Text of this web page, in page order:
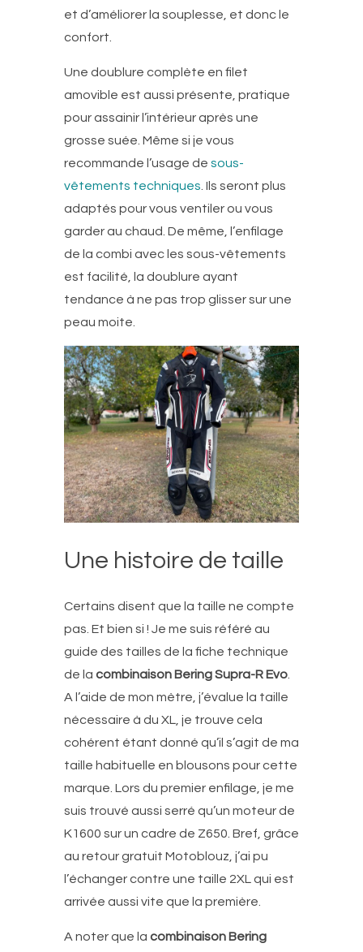
et d’améliorer la souplesse, et donc le
confort.
Une doublure complète en filet
amovible est aussi présente, pratique
pour assainir l’intérieur après une
grosse suée. Même si je vous
recommande l’usage de sous-
vêtements techniques. Ils seront plus
adaptés pour vous ventiler ou vous
garder au chaud. De même, l’enfilage
de la combi avec les sous-vêtements
est facilité, la doublure ayant
tendance à ne pas trop glisser sur une
peau moite.
Une histoire de taille
Certains disent que la taille ne compte
pas. Et bien si ! Je me suis référé au
guide des tailles de la fiche technique
de la combinaison Bering Supra-R Evo
A l’aide de mon mètre, j’évalue la taille
nécessaire à du XL, je trouve cela
cohérent étant donné qu’il s’agit de ma
taille habituelle en blousons pour cette
marque. Lors du premier enfilage, je me
suis trouvé aussi serré qu’un moteur de
K1600 sur un cadre de Z650. Bref, grâce
au retour gratuit Motoblouz, j’ai pu
l’échanger contre une taille 2XL qui est
arrivée aussi vite que la première.
A noter que la combinaison Bering